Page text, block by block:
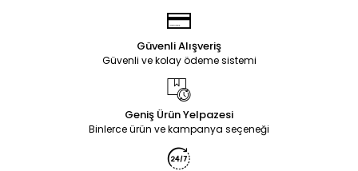
Güvenli Alışveriş
Güvenli ve kolay ödeme sistemi
Geniş Ürün Yelpazesi
Binlerce ürün ve kampanya seçeneği